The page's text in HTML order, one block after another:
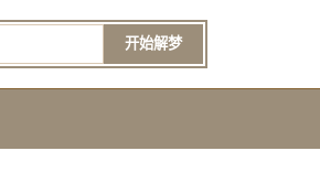
开始解梦